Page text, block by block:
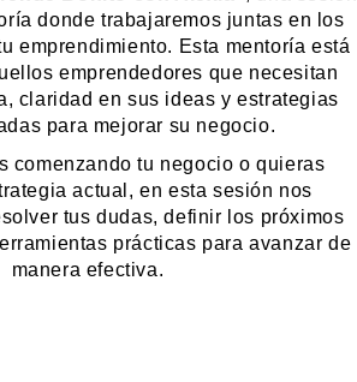
donde trabajaremos juntas en los
emprendimiento. Esta mentoría está
emprendedores que necesitan
claridad en sus ideas y estrategias
para mejorar su negocio.
comenzando tu negocio o quieras
actual, en esta sesión nos
tus dudas, definir los próximos
prácticas para avanzar de
manera efectiva.